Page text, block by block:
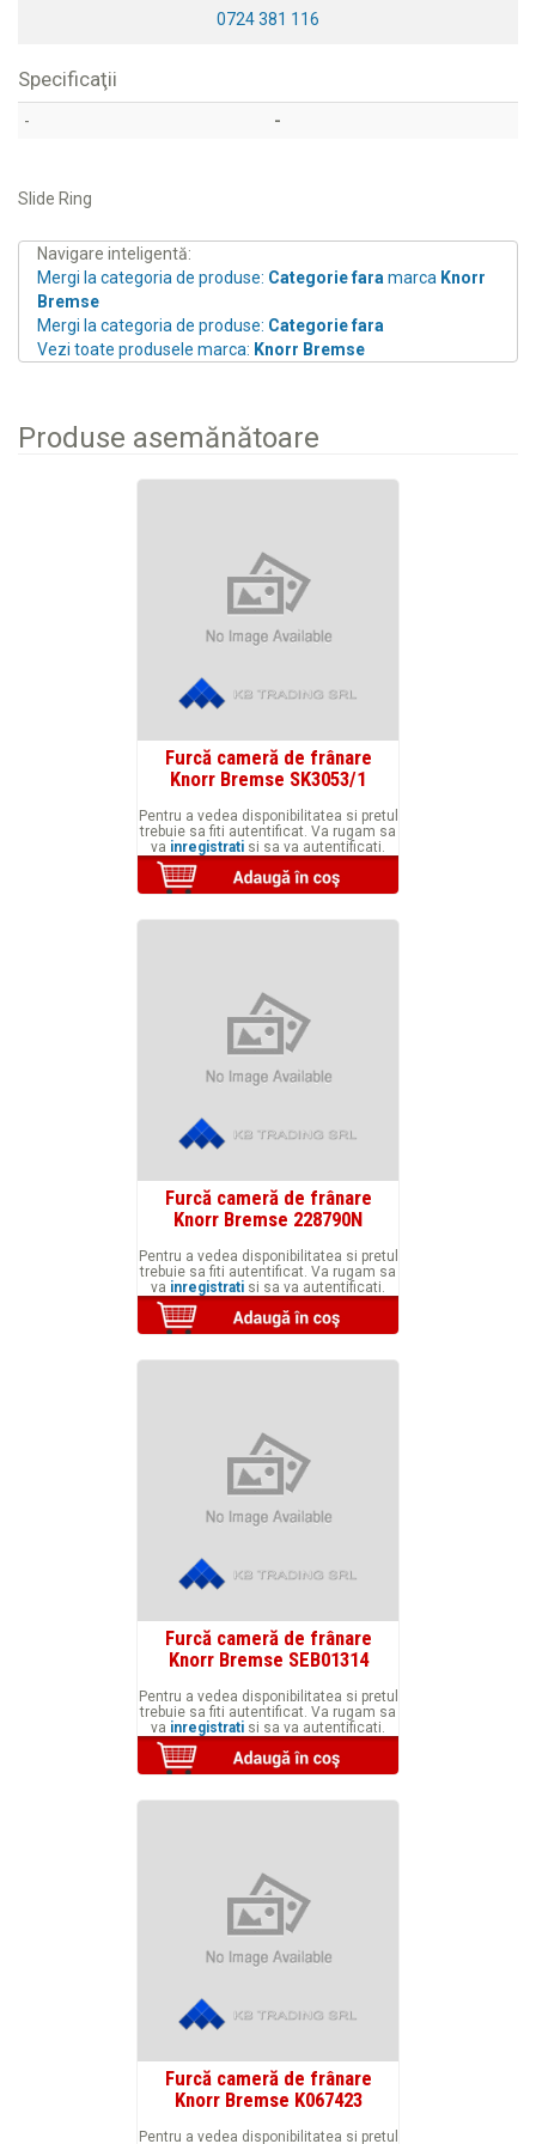
0724 381 116
Specificaţii
- -
Slide Ring
Navigare inteligentă:
Mergi la categoria de produse: Categorie fara marca Knorr
Bremse
Mergi la categoria de produse: Categorie fara
Vezi toate produsele marca: Knorr Bremse
Produse asemănătoare
Furcă cameră de frânare
Knorr Bremse SK3053/1
Pentru a vedea disponibilitatea si pretul
trebuie sa fiti autentificat. Va rugam sa
va inregistrati si sa va autentificati.
Furcă cameră de frânare
Knorr Bremse 228790N
Pentru a vedea disponibilitatea si pretul
trebuie sa fiti autentificat. Va rugam sa
va inregistrati si sa va autentificati.
Furcă cameră de frânare
Knorr Bremse SEB01314
Pentru a vedea disponibilitatea si pretul
trebuie sa fiti autentificat. Va rugam sa
va inregistrati si sa va autentificati.
Furcă cameră de frânare
Knorr Bremse K067423
Pentru a vedea disponibilitatea si pretul